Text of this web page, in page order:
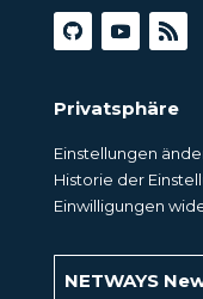
Privatsphäre
Einstellungen
Historie der
Einwilligungen
NETWAYS